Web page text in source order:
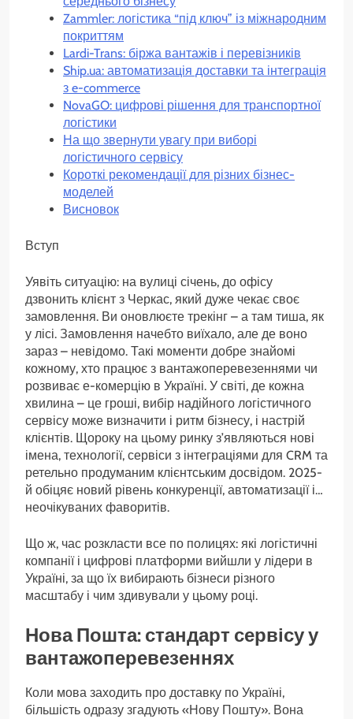
Zammler: логістика “під ключ” із міжнародним
покриттям
Lardi-Trans: біржа вантажів і перевізників
Ship.ua: автоматизація доставки та інтеграція
з e-commerce
NovaGO: цифрові рішення для транспортної
логістики
На що звернути увагу при виборі
логістичного сервісу
Короткі рекомендації для різних бізнес-
моделей
Висновок
Вступ
Уявіть ситуацію: на вулиці січень, до офісу
дзвонить клієнт з Черкас, який дуже чекає своє
замовлення. Ви оновлюєте трекінг – а там тиша, як
у лісі. Замовлення начебто виїхало, але де воно
зараз – невідомо. Такі моменти добре знайомі
кожному, хто працює з вантажоперевезеннями чи
розвиває е-комерцію в Україні. У світі, де кожна
хвилина – це гроші, вибір надійного логістичного
сервісу може визначити і ритм бізнесу, і настрій
клієнтів. Щороку на цьому ринку з’являються нові
імена, технології, сервіси з інтеграціями для CRM та
ретельно продуманим клієнтським досвідом. 2025-
й обіцяє новий рівень конкуренції, автоматизації і…
неочікуваних фаворитів.
Що ж, час розкласти все по полицях: які логістичні
компанії і цифрові платформи вийшли у лідери в
Україні, за що їх вибирають бізнеси різного
масштабу і чим здивували у цьому році.
Нова Пошта: стандарт сервісу у
вантажоперевезеннях
Коли мова заходить про доставку по Україні,
більшість одразу згадують «Нову Пошту». Вона